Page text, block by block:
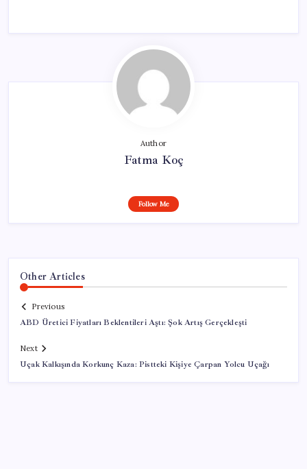
Author
Fatma Koç
Follow Me
Other Articles
Previous
ABD Üretici Fiyatları Beklentileri Aştı: Şok Artış Gerçekleşti
Next
Uçak Kalkışında Korkunç Kaza: Pistteki Kişiye Çarpan Yolcu Uçağı